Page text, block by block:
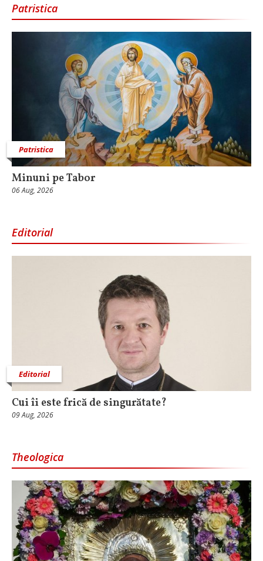
Patristica
Patristica
Minuni pe Tabor
06 Aug, 2026
Editorial
Editorial
Cui îi este frică de singurătate?
09 Aug, 2026
Theologica